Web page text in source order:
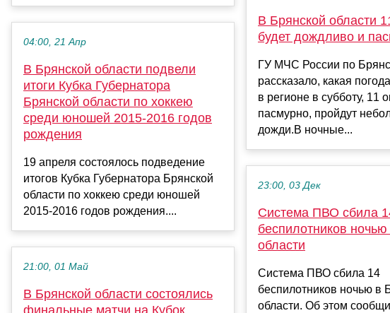
04:00, 21 Апр
В Брянской области подвели
итоги Кубка Губернатора
Брянской области по хоккею
среди юношей 2015-2016 годов
рождения
19 апреля состоялось подведение
итогов Кубка Губернатора Брянской
области по хоккею среди юношей
2015-2016 годов рождения....
21:00, 01 Май
В Брянской области состоялись
В Брянской области
будет дождливо и
ГУ МЧС России по
рассказало, какая
в регионе в субботу, 11
пасмурно, пройдут
дожди.В ночные...
23:00, 03 Дек
Система ПВО сбила
беспилотников
области
Система ПВО сбила 14
беспилотников ночью в
области. Об этом